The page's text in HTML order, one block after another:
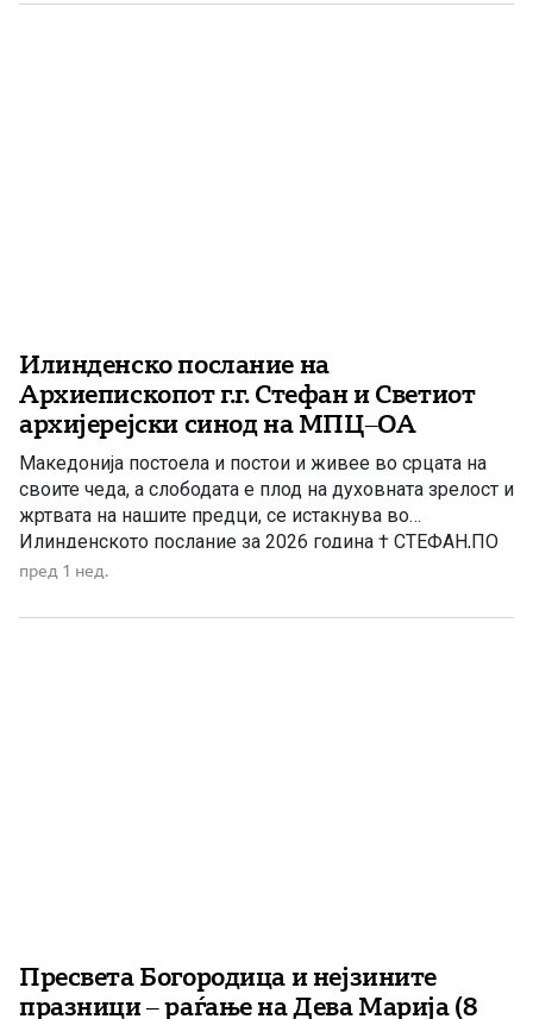
празнува Светиот пророк Илија – Илинден. Свети
Илинденско послание на
Архиепископот г.г. Стефан и Светиот
архијерејски синод на МПЦ–ОА
Македонија постоела и постои и живее во срцата на
своите чеда, а слободата е плод на духовната зрелост и
жртвата на нашите предци, се истакнува во
Илинденското послание за 2026 година † СТЕФАН,ПО
МИЛОСТА БОЖЈА,АРХИЕПИСКОП ОХРИДСКИ И
СИНОД,ПО ПОВОД ИЛИНДЕНСКИТЕ
пред 1 нед.
Пресвета Богородица и нејзините
празници – раѓање на Дева Марија (8